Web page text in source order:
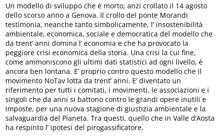
Un modello di sviluppo che è morto, anzi crollato il 14 agosto
dello scorso anno a Genova. Il crollo del ponte Morandi
testimonia, neanche tanto simbolicamente, l’ insostenibilità
ambientale, economica, sociale e democratica del modello che
da trent’ anni domina l’ economia e che ha provocato la
peggiore crisi economica della storia. Una crisi la cui fine,
come ammoniscono gli ultimi dati statistici ad ogni livello, è
ancora ben lontana. E’ proprio contro questo modello che il
movimento NoTav lotta da trent’ anni. E’ diventato un
riferimento per tutti i comitati, i movimenti, le associazioni e i
singoli che da anni si battono contro le grandi opere inutili e
imposte, per una nuova stagione di giustizia ambientale e la
salvaguardia del Pianeta. Tra questi, quello che in Valle d’Aosta
ha respinto l’ ipotesi del pirogassificatore.